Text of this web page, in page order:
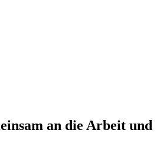
an die Arbeit und